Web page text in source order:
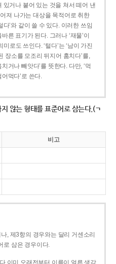
있거나 붙어 있는 것을 쳐서 떼어 낸
져 나가는 대상을 목적어로 취한
’와 같이 쓸 수 있다. 이러한 쓰임
른 표기가 된다. 그러나 ‘재물’이
로도 쓰인다. ‘털다’는 ‘남이 가진
장소를 모조리 뒤지어 훔치다’를,
거나 빼앗다’를 뜻한다. 다만, ‘먹
어먹다’로 쓴다.
않는 형태를 표준어로 삼는다.(ㄱ
비고
, 제3항의 경우와는 달리 거센소리
로 삼은 경우이다.
이미 오래전부터 이름이 얼른 생각